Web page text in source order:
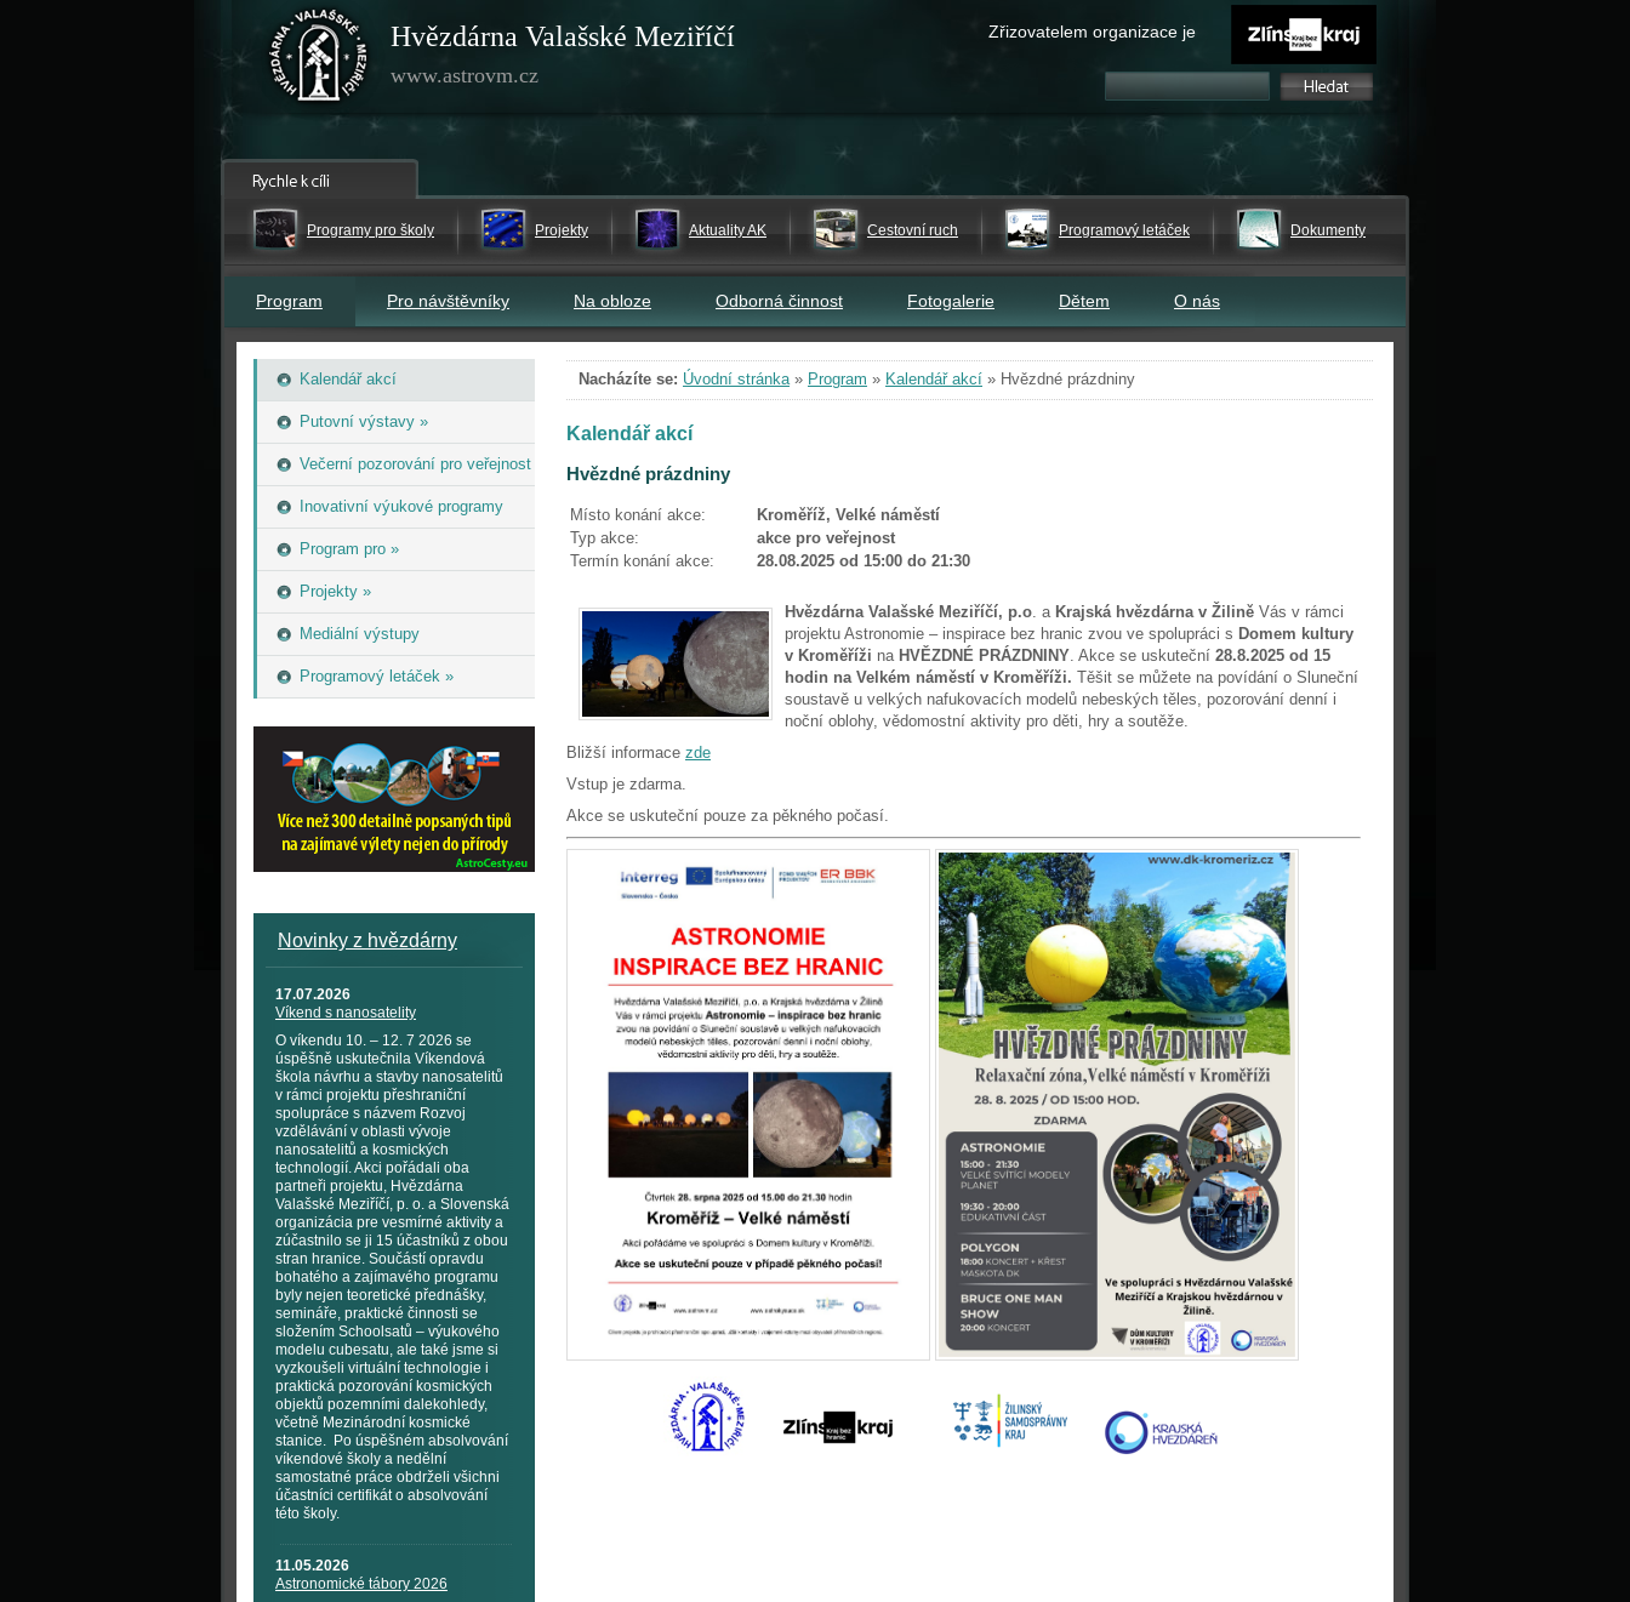
Hvězdárna Valašské Meziříčí
www.astrovm.cz
Zřizovatelem organizace je
Programy pro školy Projekty Aktuality AK Cestovní ruch Programový letáček Dokumenty
Program Pro návštěvníky Na obloze Odborná činnost Fotogalerie Dětem O nás
Kalendář akcí
Putovní výstavy »
Večerní pozorování pro veřejnost
Inovativní výukové programy
Program pro »
Projekty »
Mediální výstupy
Programový letáček »
Novinky z hvězdárny
17.07.2026
Víkend s nanosatelity
O víkendu 10. – 12. 7 2026 se
úspěšně uskutečnila Víkendová
škola návrhu a stavby nanosatelitů
v rámci projektu přeshraniční
spolupráce s názvem Rozvoj
vzdělávání v oblasti vývoje
nanosatelitů a kosmických
technologií. Akci pořádali oba
partneři projektu, Hvězdárna
Valašské Meziříčí, p. o. a Slovenská
organizácia pre vesmírné aktivity a
zúčastnilo se ji 15 účastníků z obou
stran hranice. Součástí opravdu
bohatého a zajímavého programu
byly nejen teoretické přednášky,
semináře, praktické činnosti se
složením Schoolsatů – výukového
modelu cubesatu, ale také jsme si
vyzkoušeli virtuální technologie i
praktická pozorování kosmických
objektů pozemními dalekohledy,
včetně Mezinárodní kosmické
stanice. Po úspěšném absolvování
víkendové školy a nedělní
samostatné práce obdrželi všichni
účastníci certifikát o absolvování
této školy.
11.05.2026
Astronomické tábory 2026
Nacházíte se: Úvodní stránka» Program » Kalendář akcí » Hvězdné prázdniny
Kalendář akcí
Hvězdné prázdniny
Místo konání akce:
Kroměříž, Velké náměstí
Typ akce:
akce pro veřejnost
Termín konání akce:
28.08.2025 od 15:00 do 21:30
Hvězdárna Valašské Meziříčí, p.o. a Krajská hvězdárna v Žilině Vás v rámci
projektu Astronomie – inspirace bez hranic zvou ve spolupráci s Domem kultury
v Kroměříži na HVĚZDNÉ PRÁZDNINY. Akce se uskuteční 28.8.2025 od 15
hodin na Velkém náměstí v Kroměříži. Těšit se můžete na povídání o Sluneční
soustavě u velkých nafukovacích modelů nebeských těles, pozorování denní i
noční oblohy, vědomostní aktivity pro děti, hry a soutěže.
Bližší informace zde
Vstup je zdarma.
Akce se uskuteční pouze za pěkného počasí.